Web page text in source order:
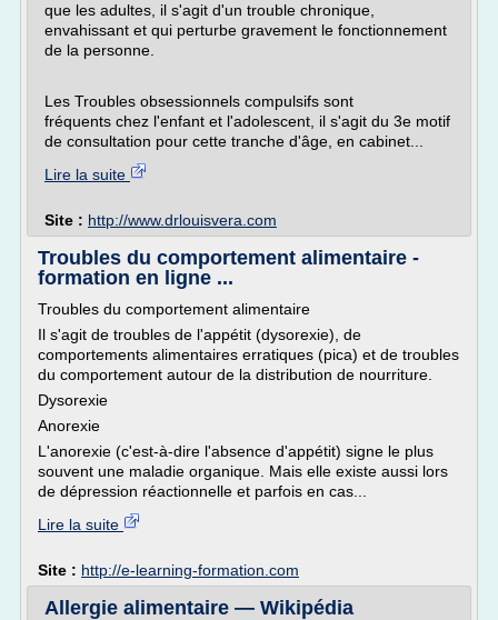
que les adultes, il s'agit d'un trouble chronique,
envahissant et qui perturbe gravement le fonctionnement
de la personne.
Les Troubles obsessionnels compulsifs sont
fréquents chez l'enfant et l'adolescent, il s'agit du 3e motif
de consultation pour cette tranche d'âge, en cabinet...
Lire la suite
Site : http://www.drlouisvera.com
Troubles du comportement alimentaire -
formation en ligne ...
Troubles du comportement alimentaire
Il s'agit de troubles de l'appétit (dysorexie), de
comportements alimentaires erratiques (pica) et de troubles
du comportement autour de la distribution de nourriture.
Dysorexie
Anorexie
L'anorexie (c'est-à-dire l'absence d'appétit) signe le plus
souvent une maladie organique. Mais elle existe aussi lors
de dépression réactionnelle et parfois en cas...
Lire la suite
Site : http://e-learning-formation.com
Allergie alimentaire — Wikipédia